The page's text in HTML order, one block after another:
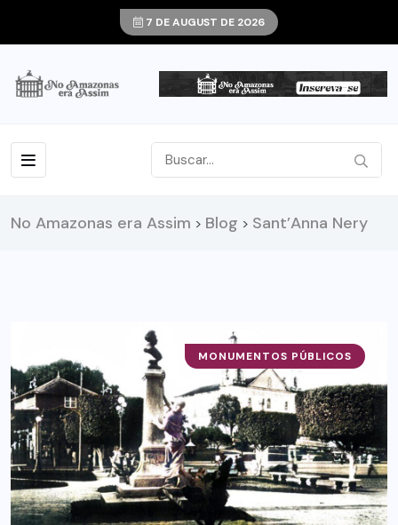
7 DE AUGUST DE 2026
No Amazonas era Assim > Blog > Sant’Anna Nery
MONUMENTOS PÚBLICOS